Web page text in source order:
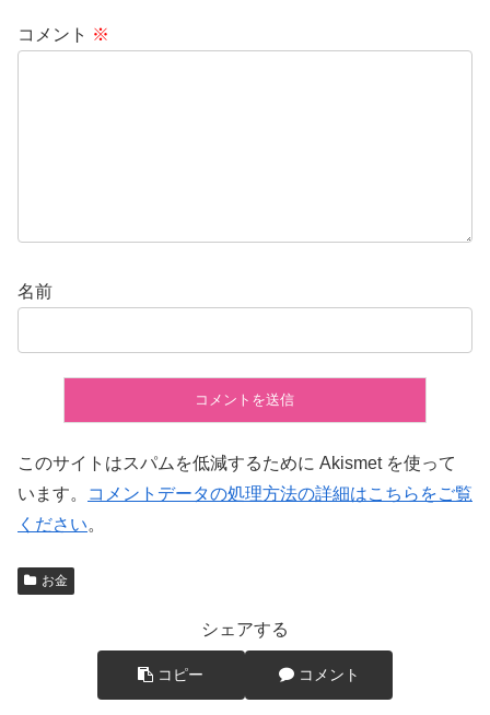
コメント ※
名前
このサイトはスパムを低減するために Akismet を使って
います。
コメントデータの処理方法の詳細はこちらをご覧
ください。
お金
シェアする
コピー コメント